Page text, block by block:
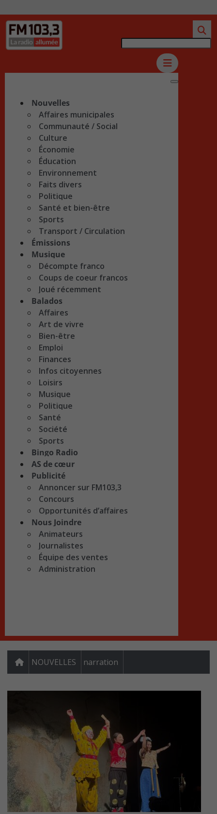
Nouvelles
Affaires municipales
Communauté / Social
Culture
Économie
Éducation
Environnement
Faits divers
Politique
Santé et bien-être
Sports
Transport / Circulation
Émissions
Musique
Décompte franco
Coups de coeur francos
Joué récemment
Balados
Affaires
Art de vivre
Bien-être
Emploi
Finances
Infos citoyennes
Loisirs
Musique
Politique
Santé
Société
Sports
Bingo Radio
AS de cœur
Publicité
Annoncer sur FM103,3
Concours
Opportunités d’affaires
Nous Joindre
Animateurs
Journalistes
Équipe des ventes
Administration
NOUVELLES narration